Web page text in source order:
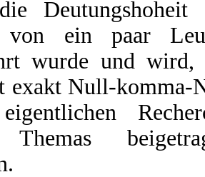
Deutungshoheit
von ein paar
wurde und wird,
exakt Null-komma-